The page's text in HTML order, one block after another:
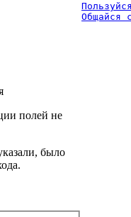
полей не
было
Общайся